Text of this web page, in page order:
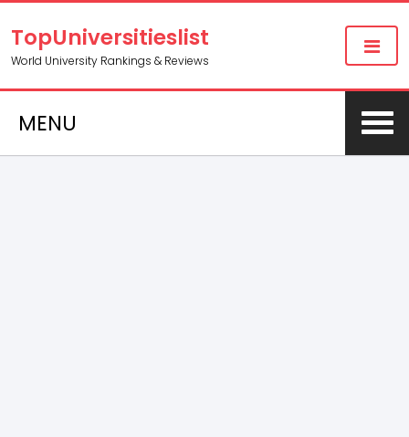
TopUniversitieslist
World University Rankings & Reviews
MENU